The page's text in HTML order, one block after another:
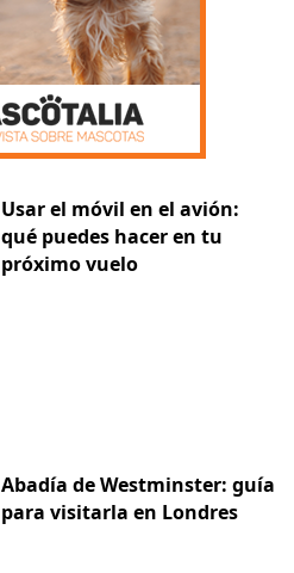
Usar el móvil en el avión:
qué puedes hacer en tu
próximo vuelo
Abadía de Westminster: guía
para visitarla en Londres